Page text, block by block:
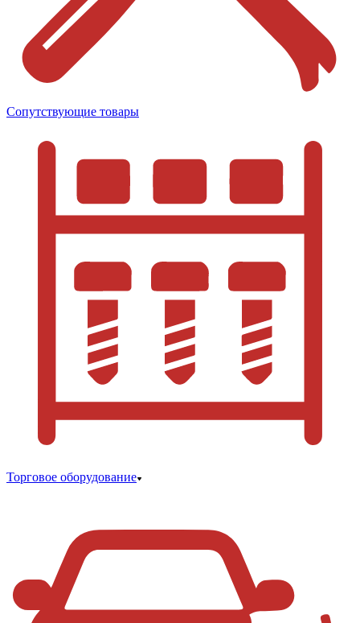
Сопутствующие товары
Торговое оборудование